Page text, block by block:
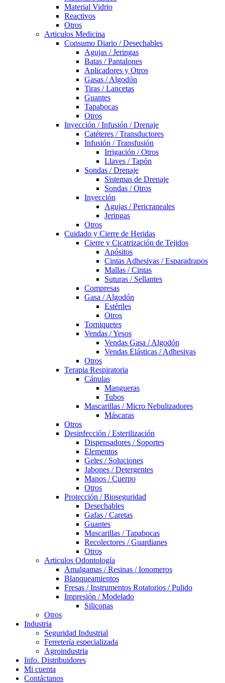
Material Vidrio
Reactivos
Otros
Articulos Medicina
Consumo Diario / Desechables
Agujas / Jeringas
Batas / Pantalones
Aplicadores y Otros
Gasas / Algodón
Tiras / Lancetas
Guantes
Tapabocas
Otros
Inyección / Infusión / Drenaje
Catéteres / Transductores
Infusión / Transfusión
Irrigación / Otros
Llaves / Tapón
Sondas / Drenaje
Sistemas de Drenaje
Sondas / Otros
Inyección
Agujas / Pericraneales
Jeringas
Otros
Cuidado y Cierre de Heridas
Cierre y Cicatrización de Tejidos
Apósitos
Cintas Adhesivas / Esparadrapos
Mallas / Cintas
Suturas / Sellantes
Compresas
Gasa / Algodón
Estériles
Otros
Torniquetes
Vendas / Yesos
Vendas Gasa / Algodón
Vendas Elásticas / Adhesivas
Otros
Terapia Respiratoria
Cánulas
Mangueras
Tubos
Mascarillas / Micro Nebulizadores
Máscaras
Otros
Desinfección / Esterilización
Dispensadores / Soportes
Elementos
Geles / Soluciones
Jabones / Detergentes
Manos / Cuerpo
Otros
Protección / Bioseguridad
Desechables
Gafas / Caretas
Guantes
Mascarillas / Tapabocas
Recolectores / Guardianes
Otros
Articulos Odontología
Amalgamas / Resinas / Ionomeros
Blanqueamientos
Fresas / Instrumentos Rotatorios / Pulido
Impresión / Modelado
Siliconas
Otros
Industria
Seguridad Industrial
Ferretería especializada
Agroindustria
Info. Distribuidores
Mi cuenta
Contáctanos